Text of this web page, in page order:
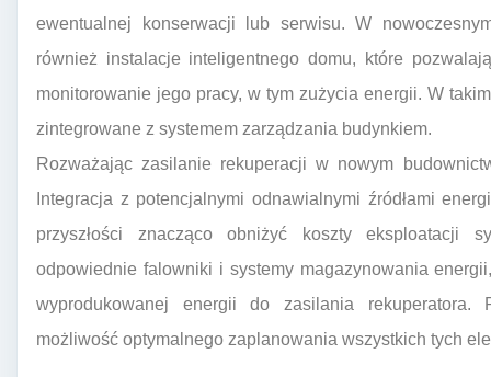
ewentualnej konserwacji lub serwisu. W
również instalacje inteligentnego domu, które
monitorowanie jego pracy, w tym zużycia energii. W
zintegrowane z systemem zarządzania budynkiem.
Rozważając zasilanie rekuperacji w nowym
Integracja z potencjalnymi odnawialnymi źródłami
przyszłości znacząco obniżyć koszty eksploatacji
odpowiednie falowniki i systemy magazynowania
wyprodukowanej energii do zasilania rekuperatora.
możliwość optymalnego zaplanowania wszystkich tych